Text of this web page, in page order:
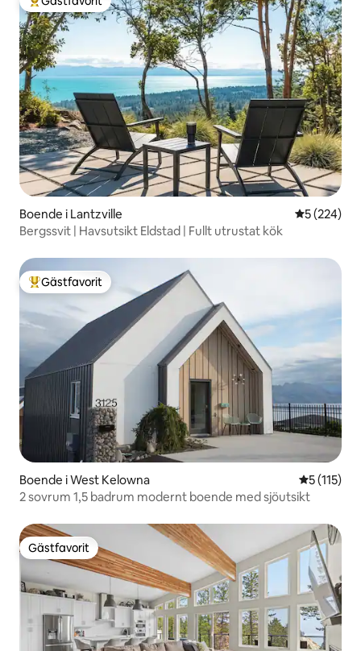
Populär gästfavorit
Boende i Lantzville 5 av 5 i
5 (224)
Bergssvit | Havsutsikt Eldstad | Fullt utrustat kök
Populär gästfavorit
Gästfavorit
Boende i West Kelowna 5 av 5 i
5 (115)
2 sovrum 1,5 badrum modernt boende med sjöutsikt
Gästfavorit
Gästfavorit